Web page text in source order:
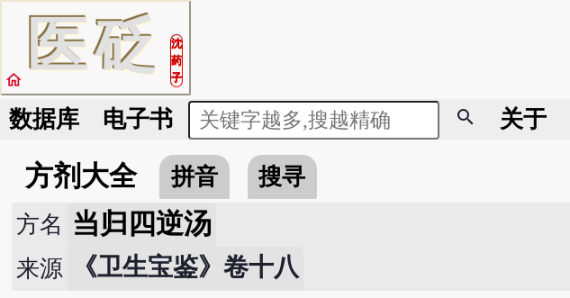
医砭
沈
药
子
home
数据库 电子书 search 关于
方剂大全 拼音 搜寻
方名 当归四逆汤
来源 《卫生宝鉴》卷十八